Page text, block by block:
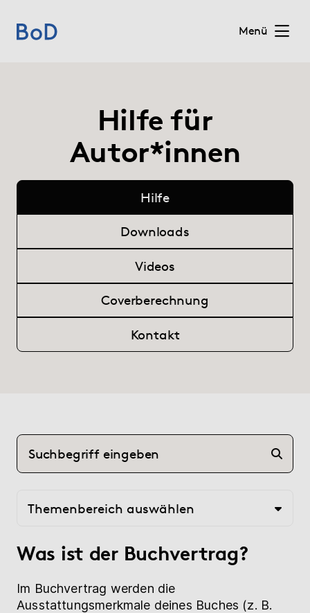
Menü
Leistungen
Shop
Hilfe(current)
Hilfe für
Autor*innen
Hilfe
Downloads
Videos
Coverberechnung
Kontakt
Themenbereich auswählen
Was ist der Buchvertrag?
Im Buchvertrag werden die
Ausstattungsmerkmale deines Buches (z. B.